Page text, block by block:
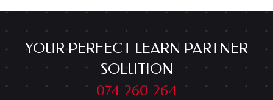
YOUR PERFECT LEARN PARTNER
SOLUTION
074-260-264